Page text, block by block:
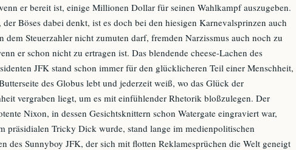
er bereit ist, einige Millionen Dollar für seinen Wahlkampf auszugeben.
der Böses dabei denkt, ist es doch bei den hiesigen Karnevalsprinzen auch
dem Steuerzahler nicht zumuten darf, fremden Narzissmus auch noch zu
er schon nicht zu ertragen ist. Das blendende cheese-Lachen des
JFK stand schon immer für den glücklicheren Teil einer Menschheit,
des Globus lebt und jederzeit weiß, wo das Glück der
vergraben liegt, um es mit einfühlender Rhetorik bloßzulegen. Der
Nixon, in dessen Gesichtsknittern schon Watergate eingraviert war,
präsidialen Tricky Dick wurde, stand lange im medienpolitischen
des Sunnyboy JFK, der sich mit flotten Reklamesprüchen die Welt geneigt